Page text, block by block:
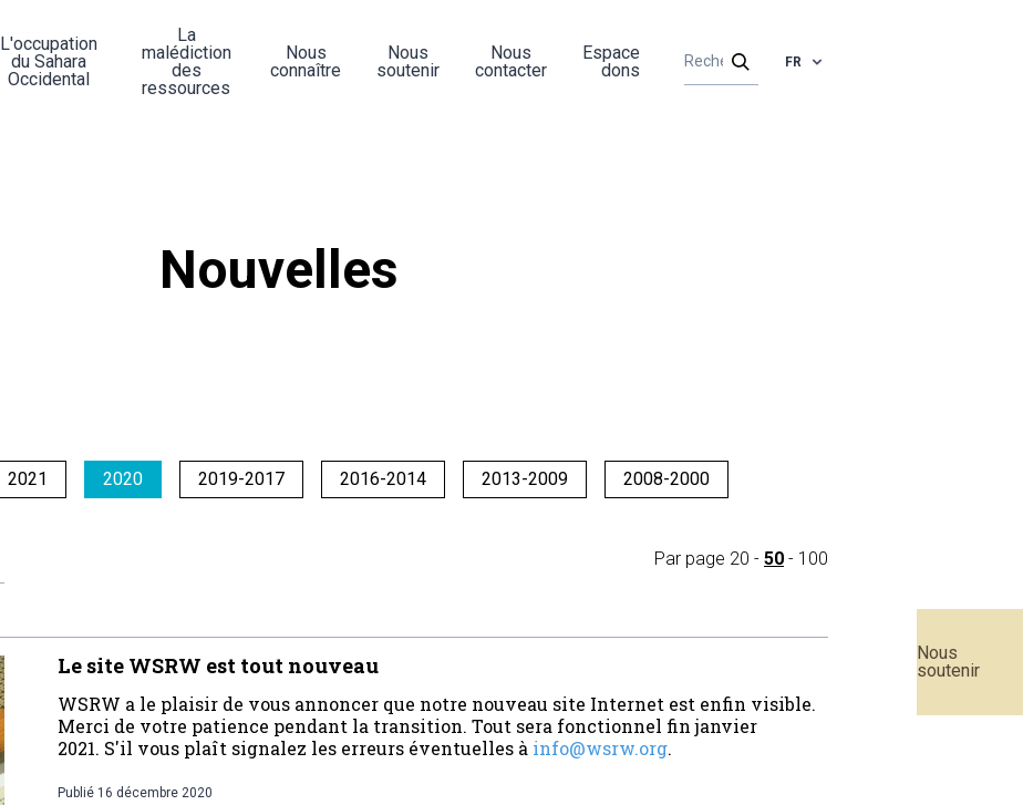
Nous
soutenir
L'occupation
du Sahara
Occidental
La
malédiction
des
ressources
Nous
connaître
Nous
soutenir
Nous
contacter
Espace
dons
FR
Nouvelles
2021 2020 2019-2017 2016-2014 2013-2009 2008-2000
Par page 20 - 50 - 100
Le site WSRW est tout nouveau
WSRW a le plaisir de vous annoncer que notre nouveau site Internet est enfin visible.
Merci de votre patience pendant la transition. Tout sera fonctionnel fin janvier
2021. S'il vous plaît signalez les erreurs éventuelles à info@wsrw.org.
Publié 16 décembre 2020